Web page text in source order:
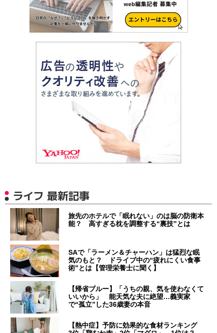
ライフ 最新記事
旅先のホテルで「眠れない」のは脳の防衛本
能？ 高すぎる枕を調整する“裏技”とは
SAで「ラーメン＆チャーハン」は猛烈な眠
気のもと？ ドライブ中の“疲れにくい食事
術”とは【管理栄養士に聞く】
【帰省ブルー】「うちの親、気を使わなくて
いいから」 能天気な夫に絶望…義実家
で“孤立”した36歳妻の本音
【熱中症】予防に効果的な食材ランキング